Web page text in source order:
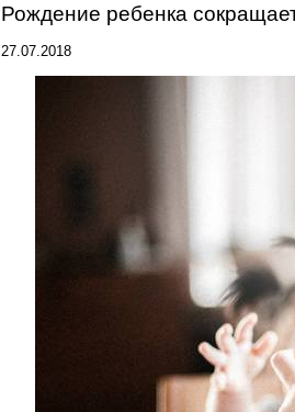
Рождение ребенка
27.07.2018